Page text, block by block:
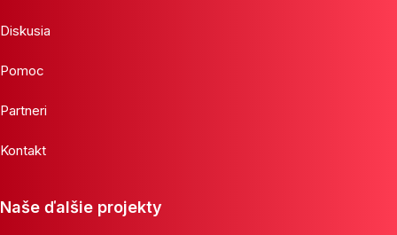
Diskusia
Pomoc
Partneri
Kontakt
Naše ďalšie projekty